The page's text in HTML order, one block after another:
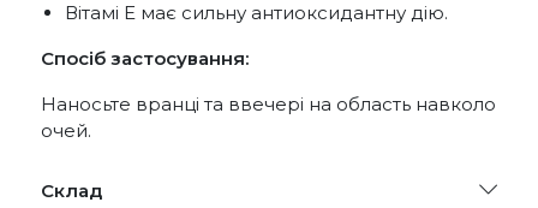
Вітамі Е ​​має сильну антиоксидантну дію.
Спосіб застосування:
Наносьте вранці та ввечері на область навколо
очей.
Склад